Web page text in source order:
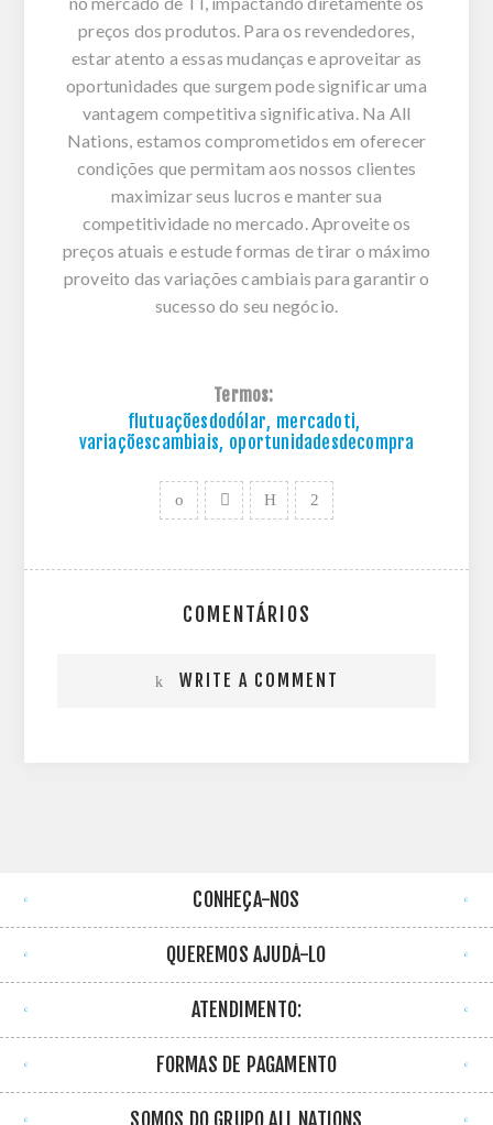
preços dos produtos. Para os revendedores,
estar atento a essas mudanças e aproveitar as
oportunidades que surgem pode significar uma
vantagem competitiva significativa. Na All
Nations, estamos comprometidos em oferecer
condições que permitam aos nossos clientes
maximizar seus lucros e manter sua
competitividade no mercado. Aproveite os
preços atuais e estude formas de tirar o máximo
proveito das variações cambiais para garantir o
sucesso do seu negócio.
Termos:
flutuaçõesdodólar, mercadoti,
variaçõescambiais, oportunidadesdecompra
COMENTÁRIOS
WRITE A COMMENT
CONHEÇA-NOS
QUEREMOS AJUDÁ-LO
ATENDIMENTO:
FORMAS DE PAGAMENTO
SOMOS DO GRUPO ALL NATIONS